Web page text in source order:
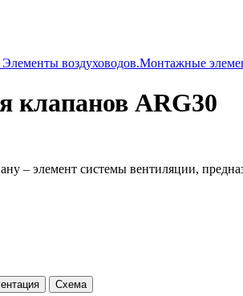
воздуховодов.Монтажные
клапанов АRG30
– элемент системы вентиляции,
Схема